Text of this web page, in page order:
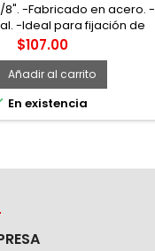
-Fabricado en acero. -
-Ideal para fijación de
metálicos.
Precio
$107.00
Añadir al carrito
En existencia